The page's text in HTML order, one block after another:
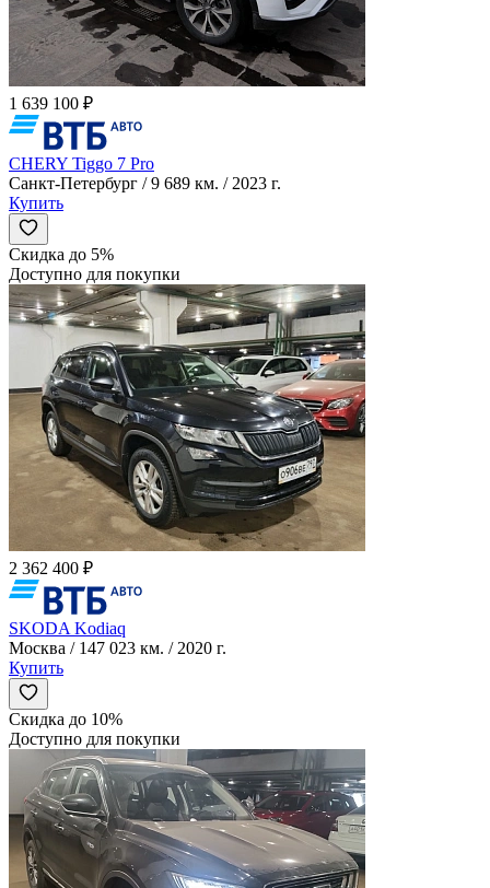
1 639 100 ₽
CHERY Tiggo 7 Pro
Санкт-Петербург / 9 689 км. / 2023 г.
Купить
Скидка до 5%
Доступно для покупки
2 362 400 ₽
SKODA Kodiaq
Москва / 147 023 км. / 2020 г.
Купить
Скидка до 10%
Доступно для покупки